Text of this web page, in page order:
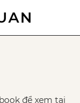
để xem tại